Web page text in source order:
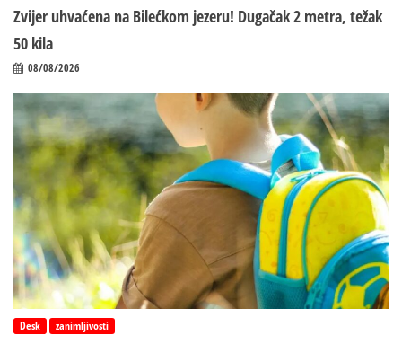
Zvijer uhvaćena na Bilećkom jezeru! Dugačak 2 metra, težak
50 kila
08/08/2026
Desk zanimljivosti